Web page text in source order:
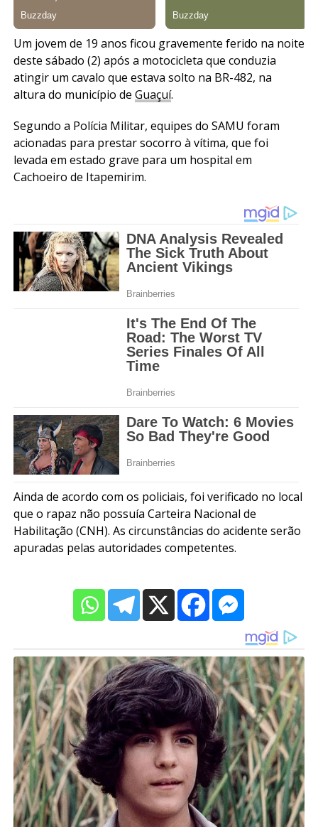
Um jovem de 19 anos ficou gravemente ferido na noite
deste sábado (2) após a motocicleta que conduzia
atingir um cavalo que estava solto na BR-482, na
altura do município de Guaçuí.
Segundo a Polícia Militar, equipes do SAMU foram
acionadas para prestar socorro à vítima, que foi
levada em estado grave para um hospital em
Cachoeiro de Itapemirim.
Ainda de acordo com os policiais, foi verificado no local
que o rapaz não possuía Carteira Nacional de
Habilitação (CNH). As circunstâncias do acidente serão
apuradas pelas autoridades competentes.